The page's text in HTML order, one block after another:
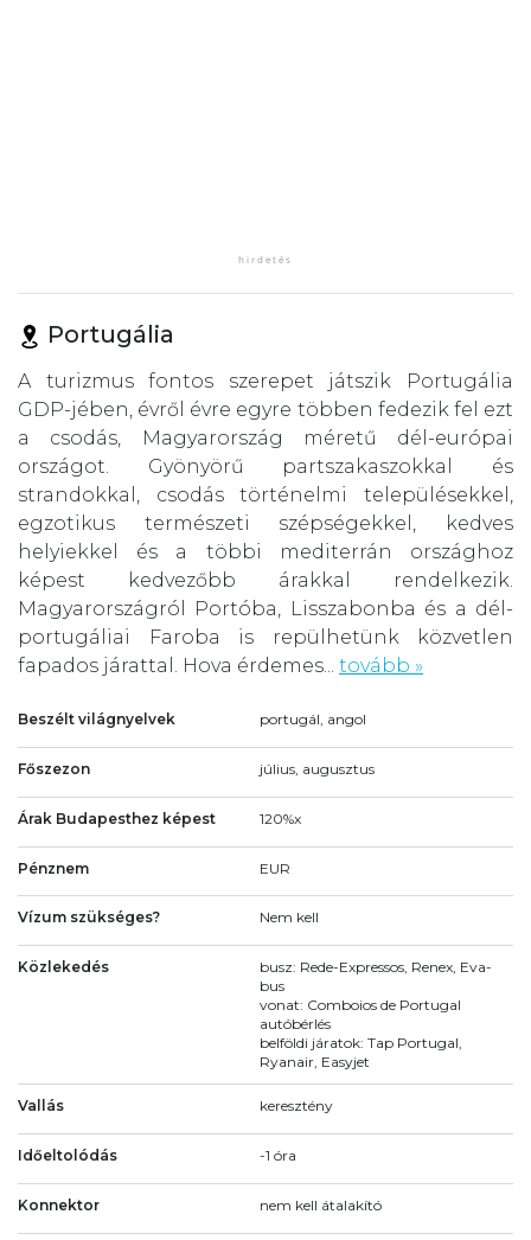
Portugália
A turizmus fontos szerepet játszik Portugália
GDP-jében, évről évre egyre többen fedezik fel ezt
a csodás, Magyarország méretű dél-európai
országot. Gyönyörű partszakaszokkal és
strandokkal, csodás történelmi településekkel,
egzotikus természeti szépségekkel, kedves
helyiekkel és a többi mediterrán országhoz
képest kedvezőbb árakkal rendelkezik.
Magyarországról Portóba, Lisszabonba és a dél-
portugáliai Faroba is repülhetünk közvetlen
fapados járattal. Hova érdemes... tovább »
Beszélt világnyelvek portugál, angol
Főszezon július, augusztus
Árak Budapesthez képest 120%x
Pénznem EUR
Vízum szükséges? Nem kell
Közlekedés
busz: Rede-Expressos, Renex, Eva-
bus
vonat: Comboios de Portugal
autóbérlés
belföldi járatok: Tap Portugal,
Ryanair, Easyjet
Vallás keresztény
Időeltolódás -1 óra
Konnektor nem kell átalakító